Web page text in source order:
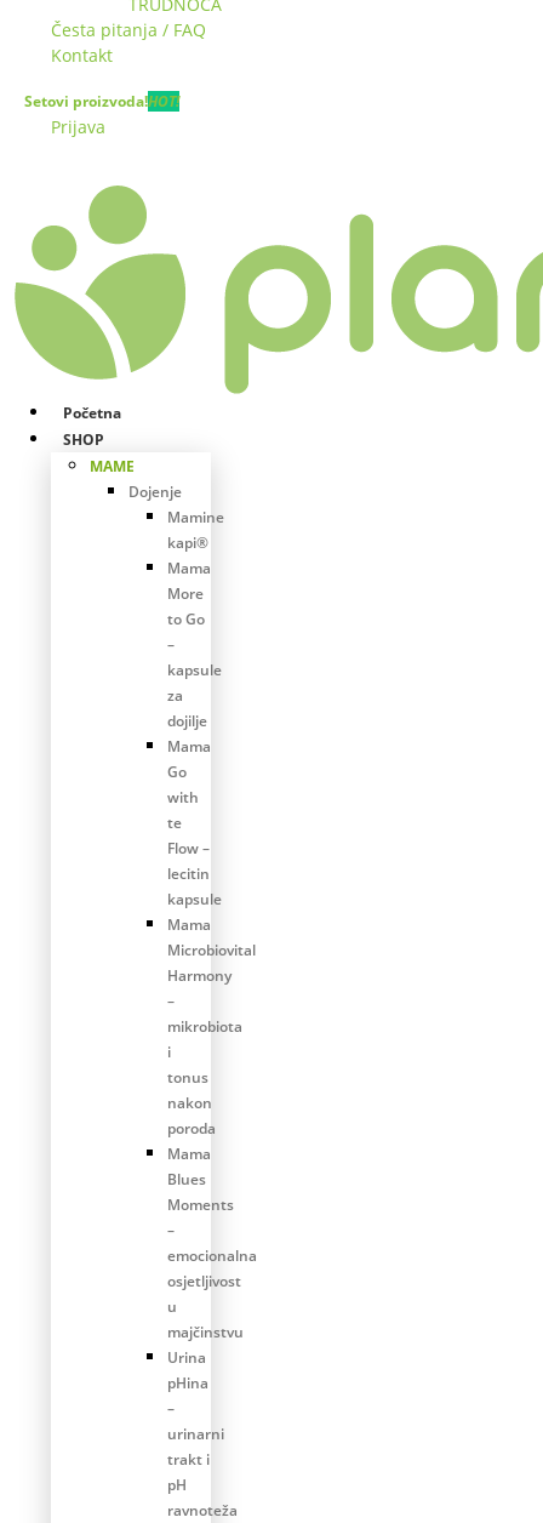
Česta pitanja / FAQ
Kontakt
Setovi proizvoda!HOT!
Prijava
Početna
SHOP
MAME
Dojenje
Mamine
kapi®
Mama
More
to Go
–
kapsule
za
dojilje
Mama
Go
with
te
Flow –
lecitin
kapsule
Mama
Microbiovital
Harmony
–
mikrobiota
i
tonus
nakon
poroda
Mama
Blues
Moments
–
emocionalna
osjetljivost
u
majčinstvu
Urina
pHina
–
urinarni
trakt i
pH
ravnoteža